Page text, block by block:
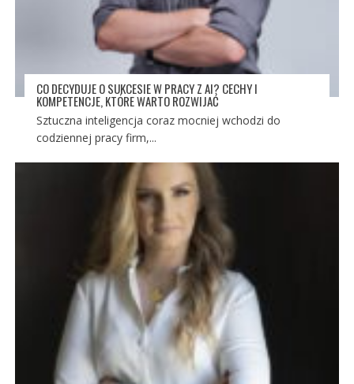
CO DECYDUJE O SUKCESIE W PRACY Z AI? CECHY I
KOMPETENCJE, KTÓRE WARTO ROZWIJAĆ
Sztuczna inteligencja coraz mocniej wchodzi do
codziennej pracy firm,...